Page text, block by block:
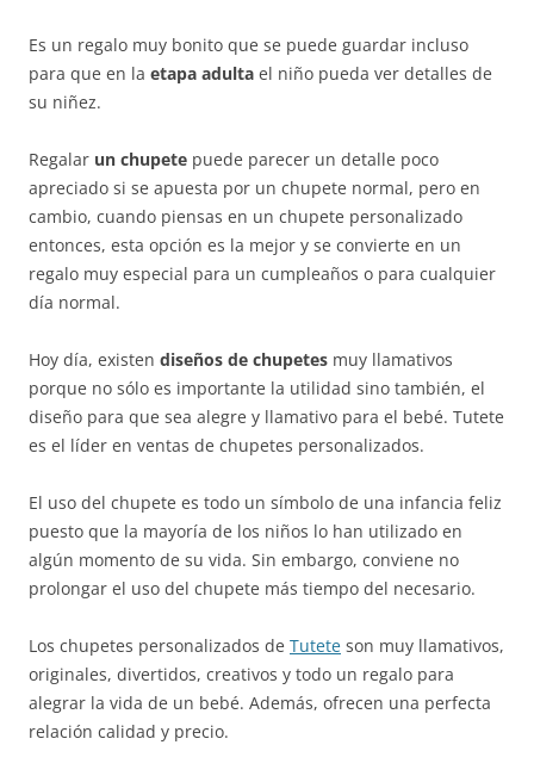
Es un regalo muy bonito que se puede guardar incluso
para que en la etapa adulta el niño pueda ver detalles de
su niñez.
Regalar un chupete puede parecer un detalle poco
apreciado si se apuesta por un chupete normal, pero en
cambio, cuando piensas en un chupete personalizado
entonces, esta opción es la mejor y se convierte en un
regalo muy especial para un cumpleaños o para cualquier
día normal.
Hoy día, existen diseños de chupetes muy llamativos
porque no sólo es importante la utilidad sino también, el
diseño para que sea alegre y llamativo para el bebé. Tutete
es el líder en ventas de chupetes personalizados.
El uso del chupete es todo un símbolo de una infancia feliz
puesto que la mayoría de los niños lo han utilizado en
algún momento de su vida. Sin embargo, conviene no
prolongar el uso del chupete más tiempo del necesario.
Los chupetes personalizados de Tutete son muy llamativos,
originales, divertidos, creativos y todo un regalo para
alegrar la vida de un bebé. Además, ofrecen una perfecta
relación calidad y precio.